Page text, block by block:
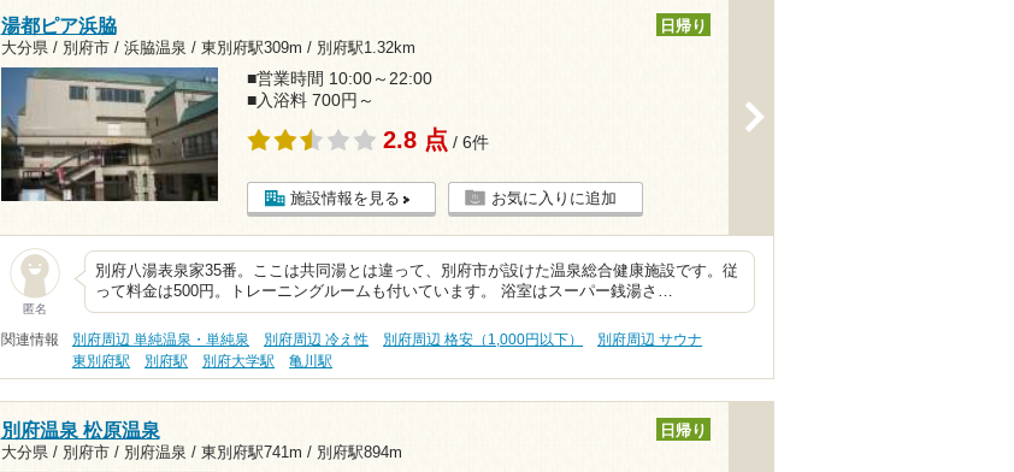
湯都ピア浜脇
大分県 / 別府市 / 浜脇温泉 / 東別府駅309m / 別府駅1.32km
日帰り
■営業時間 10:00～22:00
■入浴料 700円～
2.8 点 / 6件
施設情報を見る お気に入りに追加
匿名
別府八湯表泉家35番。ここは共同湯とは違って、別府市が設けた温泉総合健康施設です。従
って料金は500円。トレーニングルームも付いています。 浴室はスーパー銭湯さ…
関連情報 別府周辺 単純温泉・単純泉 別府周辺 冷え性 別府周辺 格安（1,000円以下）
別府周辺 サウナ
東別府駅
別府駅 別府大学駅 亀川駅
別府温泉 松原温泉
大分県 / 別府市 / 別府温泉 / 東別府駅741m / 別府駅894m
日帰り